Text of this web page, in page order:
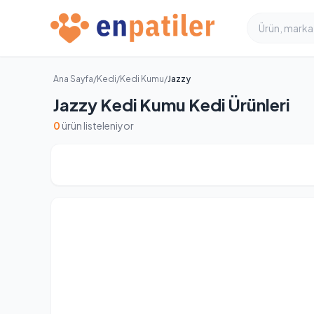
Ana Sayfa/Kedi/Kedi Kumu/Jazzy
Jazzy Kedi Kumu Kedi Ürünleri
0 ürün listeleniyor